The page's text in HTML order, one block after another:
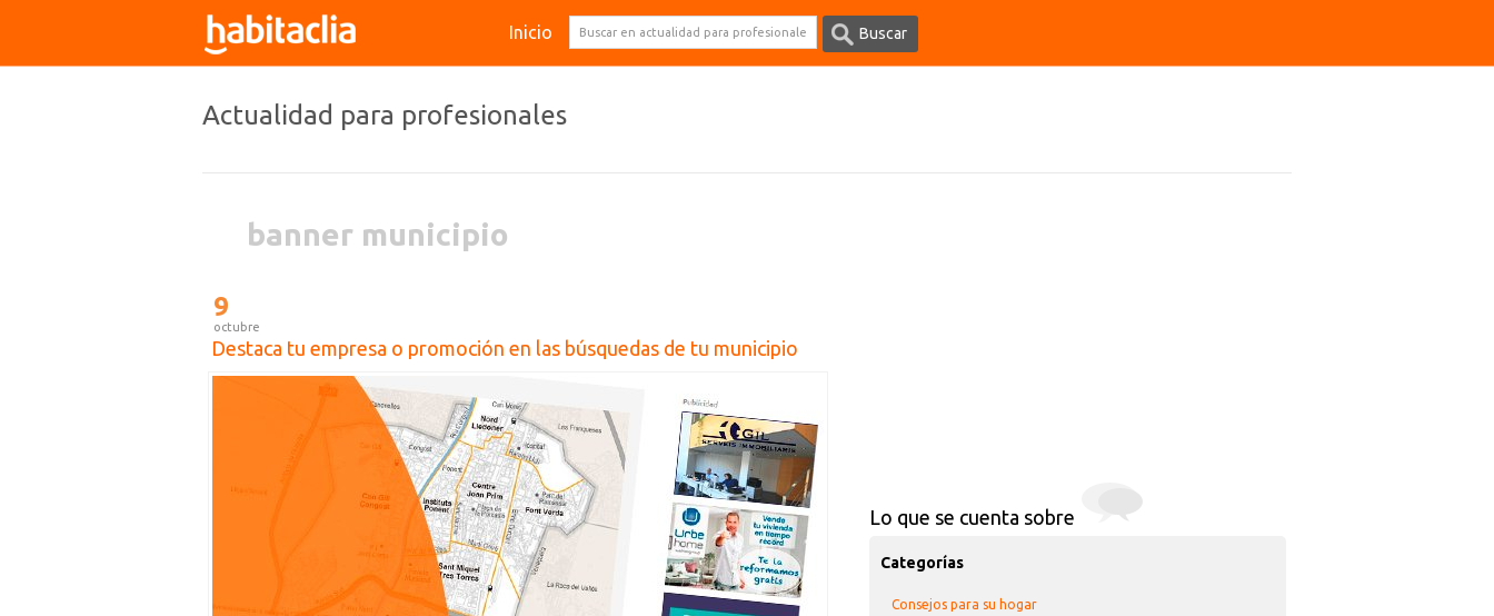
Inicio
Actualidad para profesionales
banner municipio
9
octubre
Destaca tu empresa o promoción en las búsquedas de tu municipio
Lo que se cuenta sobre
Categorías
Consejos para su hogar